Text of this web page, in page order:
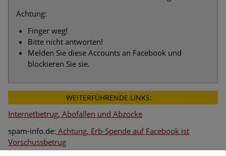
Achtung:
Finger weg!
Bitte nicht antworten!
Melden Sie diese Accounts an Facebook und
blockieren Sie sie.
WEITERFÜHRENDE LINKS:
Internetbetrug, Abofallen und Abzocke
spam-info.de: Achtung, Erb-Spende auf Facebook ist
Vorschussbetrug